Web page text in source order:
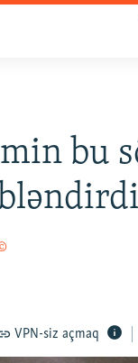
bu
VPN-siz açmaq